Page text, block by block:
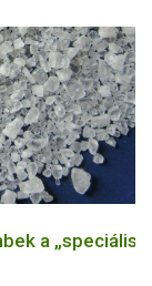
a „speciális”